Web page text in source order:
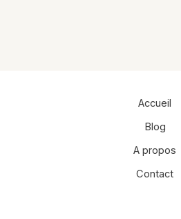
Accueil
Blog
A propos
Contact